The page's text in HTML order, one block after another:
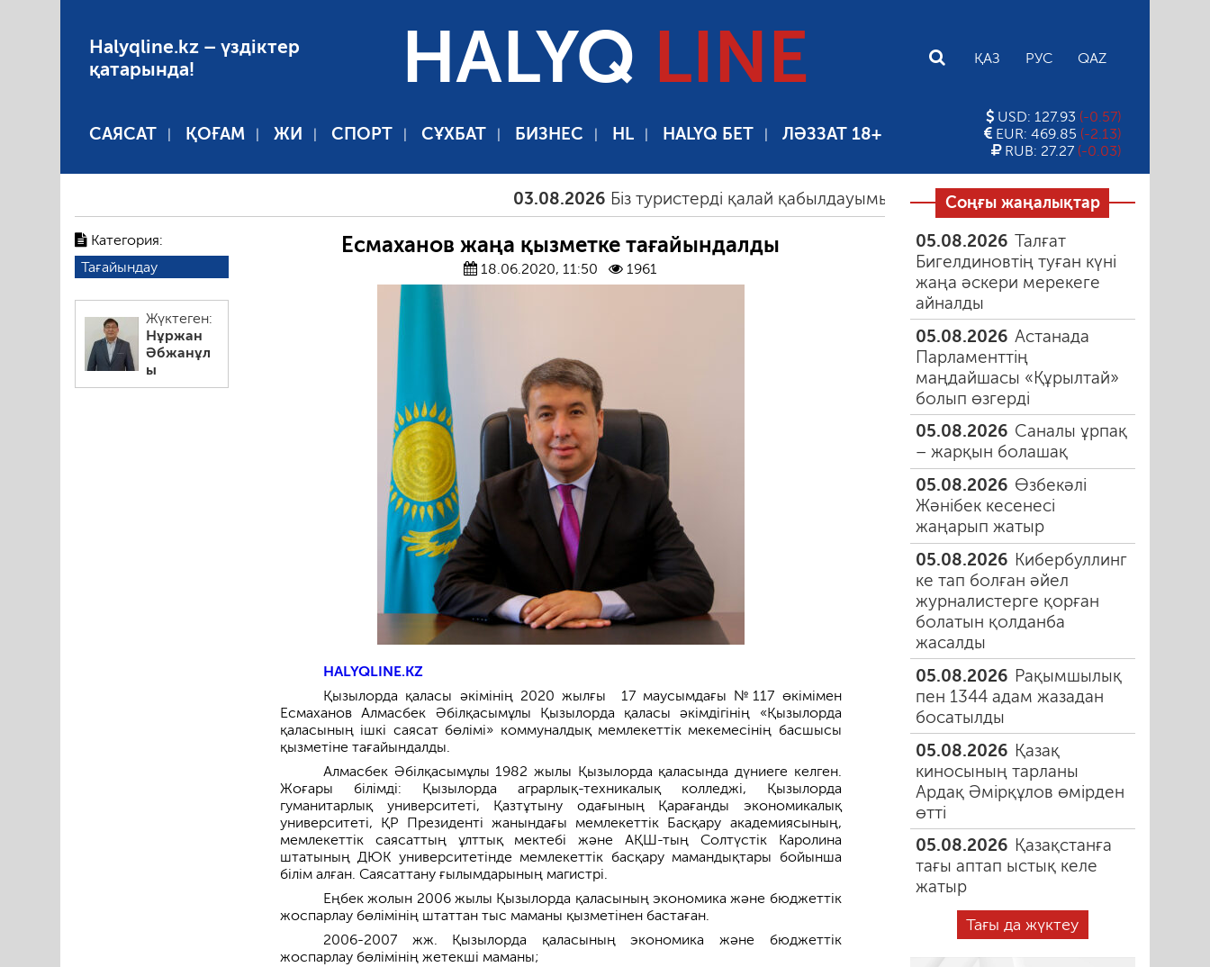
Halyqline.kz – үздіктер
қатарында!
HALYQ LINE ҚАЗ РУС QAZ
САЯСАТ ҚОҒАМ ЖИ СПОРТ СҰХБАТ БИЗНЕС HL HALYQ БЕТ ЛӘЗЗАТ 18+
USD: 127.93 (-0.57)
EUR: 469.85 (-2.13)
RUB: 27.27 (-0.03)
03.08.2026 Біз туристерді қалай қабылдауымыз керек? 30.07.2026 Цифрлық теңсіздік.
Категория:
Тағайындау
Жүктеген:
Нұржан
Әбжанұл
ы
Есмаханов жаңа қызметке тағайындалды
18.06.2020, 11:50 1961
HALYQLINE.KZ
Қызылорда қаласы әкімінің 2020 жылғы 17 маусымдағы №117 өкімімен
Есмаханов Алмасбек Әбілқасымұлы Қызылорда қаласы әкімдігінің «Қызылорда
қаласының ішкі саясат бөлімі» коммуналдық мемлекеттік мекемесінің басшысы
қызметіне тағайындалды.
Алмасбек Әбілқасымұлы 1982 жылы Қызылорда қаласында дүниеге келген.
Жоғары білімді: Қызылорда аграрлық-техникалық колледжі, Қызылорда
гуманитарлық университеті, Қазтұтыну одағының Қарағанды экономикалық
университеті, ҚР Президенті жанындағы мемлекеттік Басқару академиясының,
мемлекеттік саясаттың ұлттық мектебі және АҚШ-тың Солтүстік Каролина
штатының ДЮК университетінде мемлекеттік басқару мамандықтары бойынша
білім алған. Саясаттану ғылымдарының магистрі.
Еңбек жолын 2006 жылы Қызылорда қаласының экономика және бюджеттік
жоспарлау бөлімінің штаттан тыс маманы қызметінен бастаған.
2006-2007 жж. Қызылорда қаласының экономика және бюджеттік
жоспарлау бөлімінің жетекші маманы;
Соңғы жаңалықтар
05.08.2026 Талғат
Бигелдиновтің туған күні
жаңа әскери мерекеге
айналды
05.08.2026 Астанада
Парламенттің
маңдайшасы «Құрылтай»
болып өзгерді
05.08.2026 Саналы ұрпақ
– жарқын болашақ
05.08.2026 Өзбекәлі
Жәнібек кесенесі
жаңарып жатыр
05.08.2026 Кибербуллинг
ке тап болған әйел
журналистерге қорған
болатын қолданба
жасалды
05.08.2026 Рақымшылық
пен 1344 адам жазадан
босатылды
05.08.2026 Қазақ
киносының тарланы
Ардақ Әмірқұлов өмірден
өтті
05.08.2026 Қазақстанға
тағы аптап ыстық келе
жатыр
Тағы да жүктеу